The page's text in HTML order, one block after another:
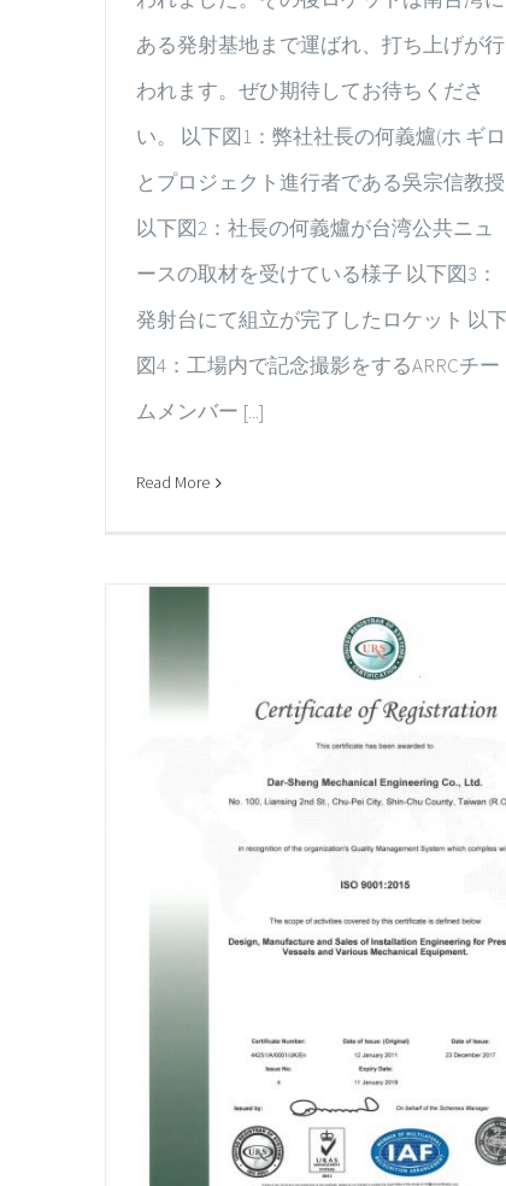
ある発射基地まで運ばれ、打ち上げが行
われます。ぜひ期待してお待ちくださ
い。 以下図1：弊社社長の何義爐(ホ ギ
とプロジェクト進行者である吳宗信教授
以下図2：社長の何義爐が台湾公共ニュ
ースの取材を受けている様子 以下図3：
発射台にて組立が完了したロケット 以
図4：工場内で記念撮影をするARRCチー
ムメンバー [...]
Read More